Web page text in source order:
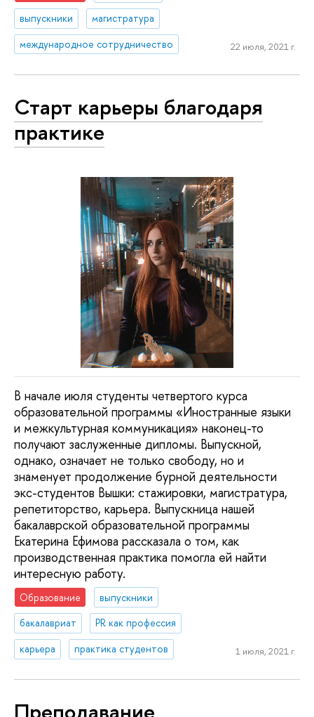
выпускники
магистратура
международное сотрудничество
22 июля, 2021 г.
Старт карьеры благодаря
практике
В начале июля студенты четвертого курса
образовательной программы «Иностранные языки
и межкультурная коммуникация» наконец-то
получают заслуженные дипломы. Выпускной,
однако, означает не только свободу, но и
знаменует продолжение бурной деятельности
экс-студентов Вышки: стажировки, магистратура,
репетиторство, карьера. Выпускница нашей
бакалаврской образовательной программы
Екатерина Ефимова рассказала о том, как
производственная практика помогла ей найти
интересную работу.
Образование
выпускники
бакалавриат
PR как профессия
карьера
практика студентов 1 июля, 2021 г.